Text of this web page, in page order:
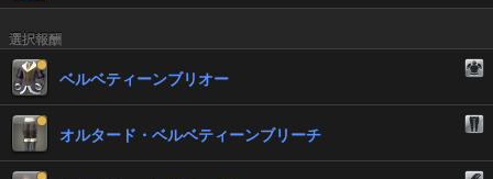
選択報酬
ベルベティーンブリオー
オルタード・ベルベティーンブリーチ